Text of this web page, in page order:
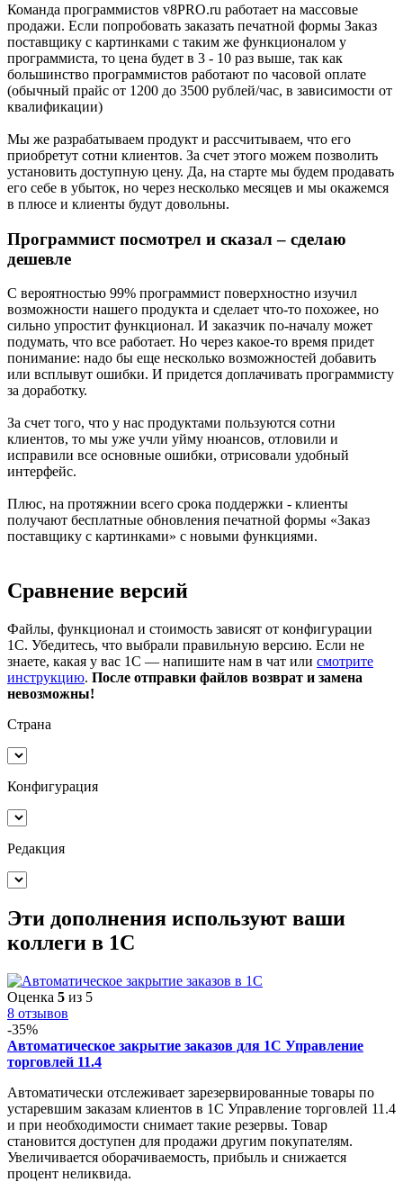
Команда программистов v8PRO.ru работает на массовые
продажи. Если попробовать заказать печатной формы Заказ
поставщику с картинками с таким же функционалом у
программиста, то цена будет в 3 - 10 раз выше, так как
большинство программистов работают по часовой оплате
(обычный прайс от 1200 до 3500 рублей/час, в зависимости от
квалификации)
Мы же разрабатываем продукт и рассчитываем, что его
приобретут сотни клиентов. За счет этого можем позволить
установить доступную цену. Да, на старте мы будем продавать
его себе в убыток, но через несколько месяцев и мы окажемся
в плюсе и клиенты будут довольны.
Программист посмотрел и сказал – сделаю
дешевле
С вероятностью 99% программист поверхностно изучил
возможности нашего продукта и сделает что-то похожее, но
сильно упростит функционал. И заказчик по-началу может
подумать, что все работает. Но через какое-то время придет
понимание: надо бы еще несколько возможностей добавить
или всплывут ошибки. И придется доплачивать программисту
за доработку.
За счет того, что у нас продуктами пользуются сотни
клиентов, то мы уже учли уйму нюансов, отловили и
исправили все основные ошибки, отрисовали удобный
интерфейс.
Плюс, на протяжнии всего срока поддержки - клиенты
получают бесплатные обновления печатной формы «Заказ
поставщику с картинками» с новыми функциями.
Сравнение версий
Файлы, функционал и стоимость зависят от конфигурации
1С. Убедитесь, что выбрали правильную версию. Если не
знаете, какая у вас 1С — напишите нам в чат или смотрите
инструкцию. После отправки файлов возврат и замена
невозможны!
Страна
Конфигурация
Редакция
Эти дополнения используют ваши
коллеги в 1С
Оценка 5 из 5
8 отзывов
-35%
Автоматическое закрытие заказов для 1С Управление
торговлей 11.4
Автоматически отслеживает зарезервированные товары по
устаревшим заказам клиентов в 1С Управление торговлей 11.4
и при необходимости снимает такие резервы. Товар
становится доступен для продажи другим покупателям.
Увеличивается оборачиваемость, прибыль и снижается
процент неликвида.